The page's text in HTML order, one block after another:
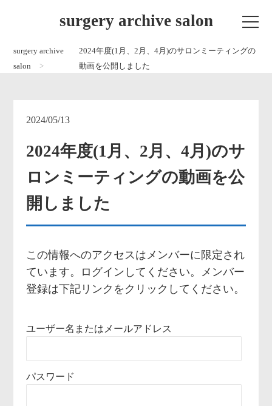
surgery archive salon
surgery archive
salon
2024年度(1月、2月、4月)のサロンミーティングの
動画を公開しました
2024/05/13
2024年度(1月、2月、4月)のサ
ロンミーティングの動画を公
開しました
この情報へのアクセスはメンバーに限定され
ています。ログインしてください。メンバー
登録は下記リンクをクリックしてください。
ユーザー名またはメールアドレス
パスワード